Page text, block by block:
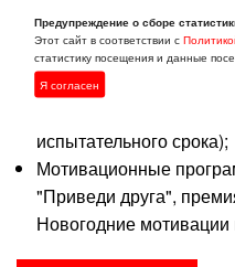
Бонусы для
Выдача корпоративной
испытательного срока);
Мотивационные
"Приведи друга",
Новогодние мотивации
Предупреждение о сборе
Этот сайт в соответствии с
статистику посещения и данные
Я согласен